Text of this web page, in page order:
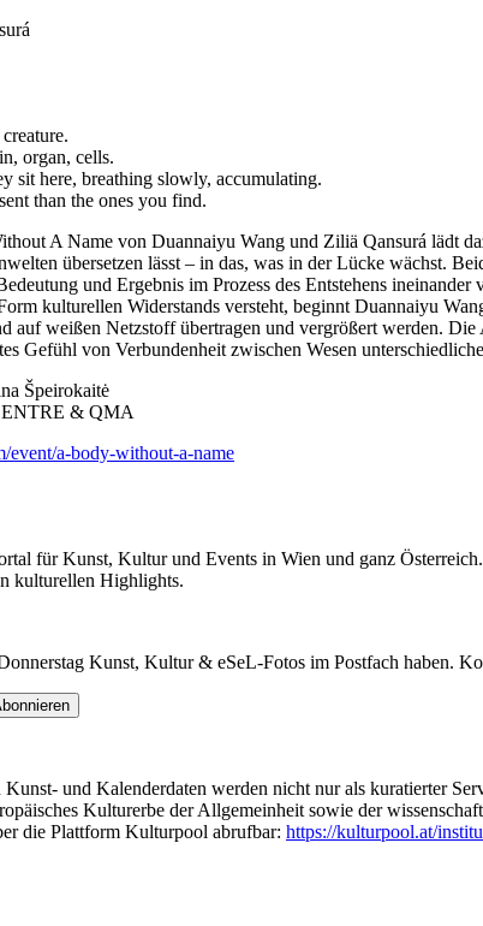
organ, cells.
sit here, breathing slowly, accumulating.
than the ones you find.
A Name von Duannaiyu Wang und Ziliä Qansurá lädt
übersetzen lässt – in das, was in der Lücke wächst.
und Ergebnis im Prozess des Entstehens
kulturellen Widerstands versteht, beginnt Duannaiyu
auf weißen Netzstoff übertragen und vergrößert werden.
Gefühl von Verbundenheit zwischen Wesen
Špeirokaitė
ENTRE & QMA
event/a-body-without-a-name
für Kunst, Kultur und Events in Wien und ganz
kulturellen Highlights.
Kunst, Kultur & eSeL-Fotos im Postfach haben.
und Kalenderdaten werden nicht nur als kuratierter
Kulturerbe der Allgemeinheit sowie der
die Plattform Kulturpool abrufbar: https://kulturpool.at/